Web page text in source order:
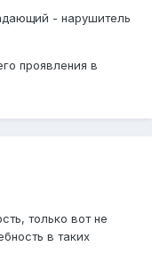
- нарушитель
проявления в
только вот не
в таких